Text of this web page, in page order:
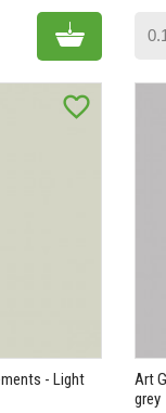
Add to cart
favorite_border
- Light
Art
grey